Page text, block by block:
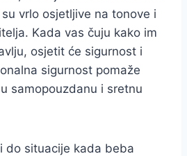
vrlo osjetljive na tonove i
Kada vas čuju kako im
osjetit će sigurnost i
sigurnost pomaže
samopouzdanu i sretnu
do situacije kada beba